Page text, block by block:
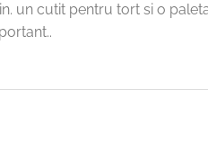
un cutit pentru tort si o